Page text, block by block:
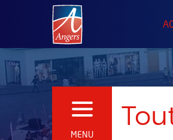
Angers.fr : Retour à
MENU
OUVRIR LE MENU